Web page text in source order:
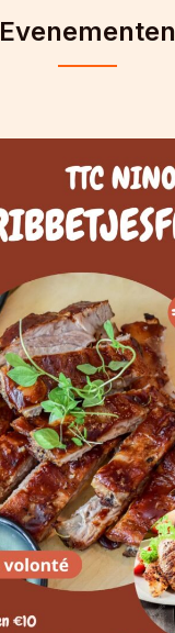
Evenementen